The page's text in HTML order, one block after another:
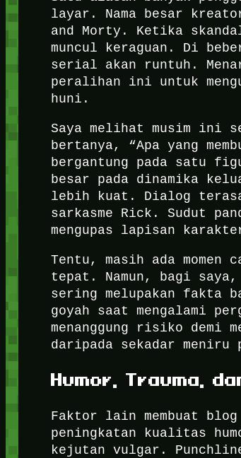
layar. Nama besar
and Morty. Ketika
muncul keraguan. Di
serial akan runtuh.
peralihan ini untuk
huni.
Saya melihat musim ini
bertanya, “Apa yang
bergantung pada satu
besar pada dinamika
lebih kuat. Dialog
sarkasme Rick. Sudut
mengupas lapisan
Tentu, masih ada momen
tepat. Namun, bagi
sering melupakan fakta
goyah saat mengalami
menanggung risiko demi
daripada sekadar meniru
Humor, Trauma,
Faktor lain membuat
peningkatan kualitas
kejutan vulgar.